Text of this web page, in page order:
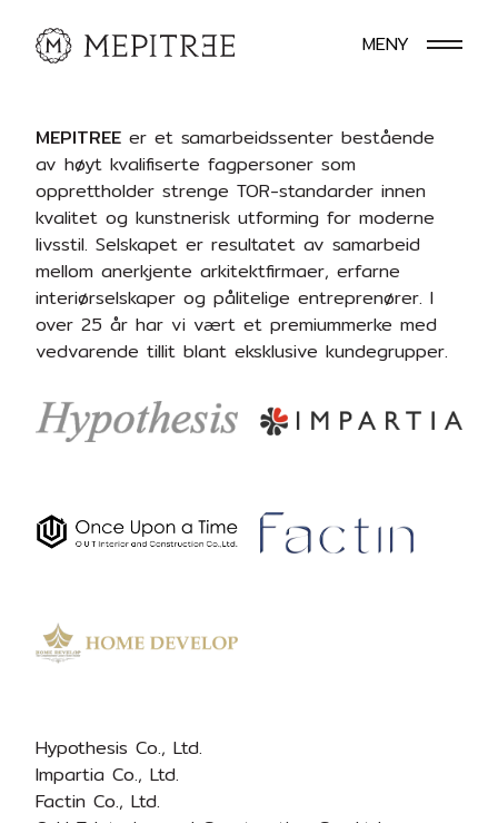
MENY
MEPITREE er et samarbeidssenter bestående
av høyt kvalifiserte fagpersoner som
opprettholder strenge TOR-standarder innen
kvalitet og kunstnerisk utforming for moderne
livsstil. Selskapet er resultatet av samarbeid
mellom anerkjente arkitektfirmaer, erfarne
interiørselskaper og pålitelige entreprenører. I
over 25 år har vi vært et premiummerke med
vedvarende tillit blant eksklusive kundegrupper.
Hypothesis Co., Ltd.
Impartia Co., Ltd.
Factin Co., Ltd.